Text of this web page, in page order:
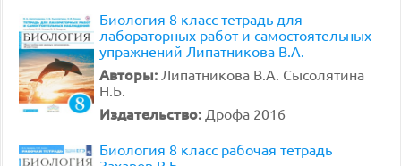
Биология 8 класс тетрадь для
лабораторных работ и самостоятельных
упражнений Липатникова В.А.
Авторы: Липатникова В.А. Сысолятина
Н.Б.
Издательство: Дрофа 2016
Биология 8 класс рабочая тетрадь